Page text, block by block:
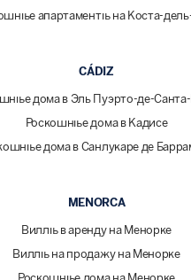
апартаменты на Коста-
CÁDIZ
дома в Эль Пуэрто-де-
Роскошные дома в Кадисе
дома в Санлукаре де
MENORCA
Виллы в аренду на Менорке
Виллы на продажу на Менорке